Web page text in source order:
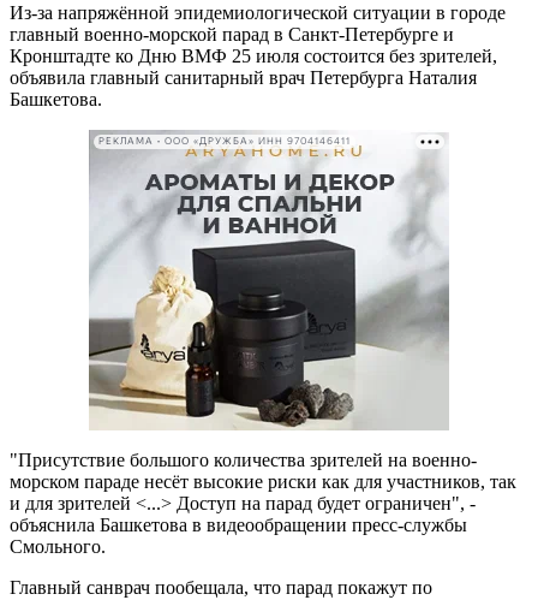
Из-за напряжённой эпидемиологической ситуации в городе
главный военно-морской парад в Санкт-Петербурге и
Кронштадте ко Дню ВМФ 25 июля состоится без зрителей,
объявила главный санитарный врач Петербурга Наталия
Башкетова.
РЕКЛАМА • ООО «ДРУЖБА» ИНН 9704146411
"Присутствие большого количества зрителей на военно-
морском параде несёт высокие риски как для участников, так
и для зрителей <...> Доступ на парад будет ограничен", -
объяснила Башкетова в видеообращении пресс-службы
Смольного.
Главный санврач пообещала, что парад покажут по